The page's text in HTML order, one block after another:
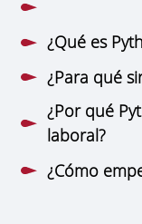
¿Qué es
¿Para qué
¿Por qué
laboral?
¿Cómo